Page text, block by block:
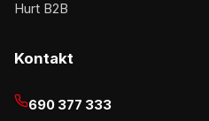
Hurt B2B
Kontakt
690 377 333